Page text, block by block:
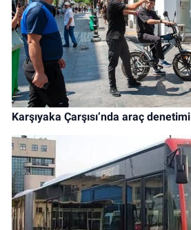
Karşıyaka Çarşısı’nda araç denetimi